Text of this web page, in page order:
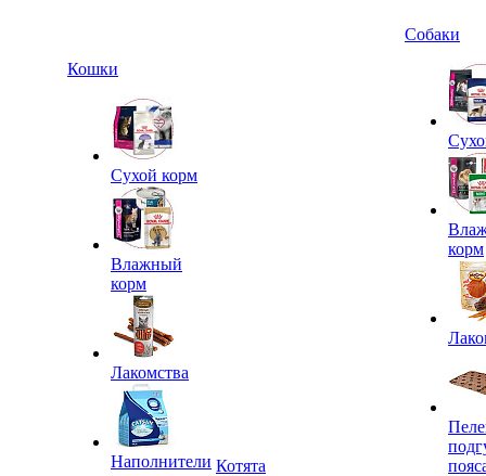
Кошки
Сухой корм
Влажный
корм
Лакомства
Наполнители Котята
Собаки
корм